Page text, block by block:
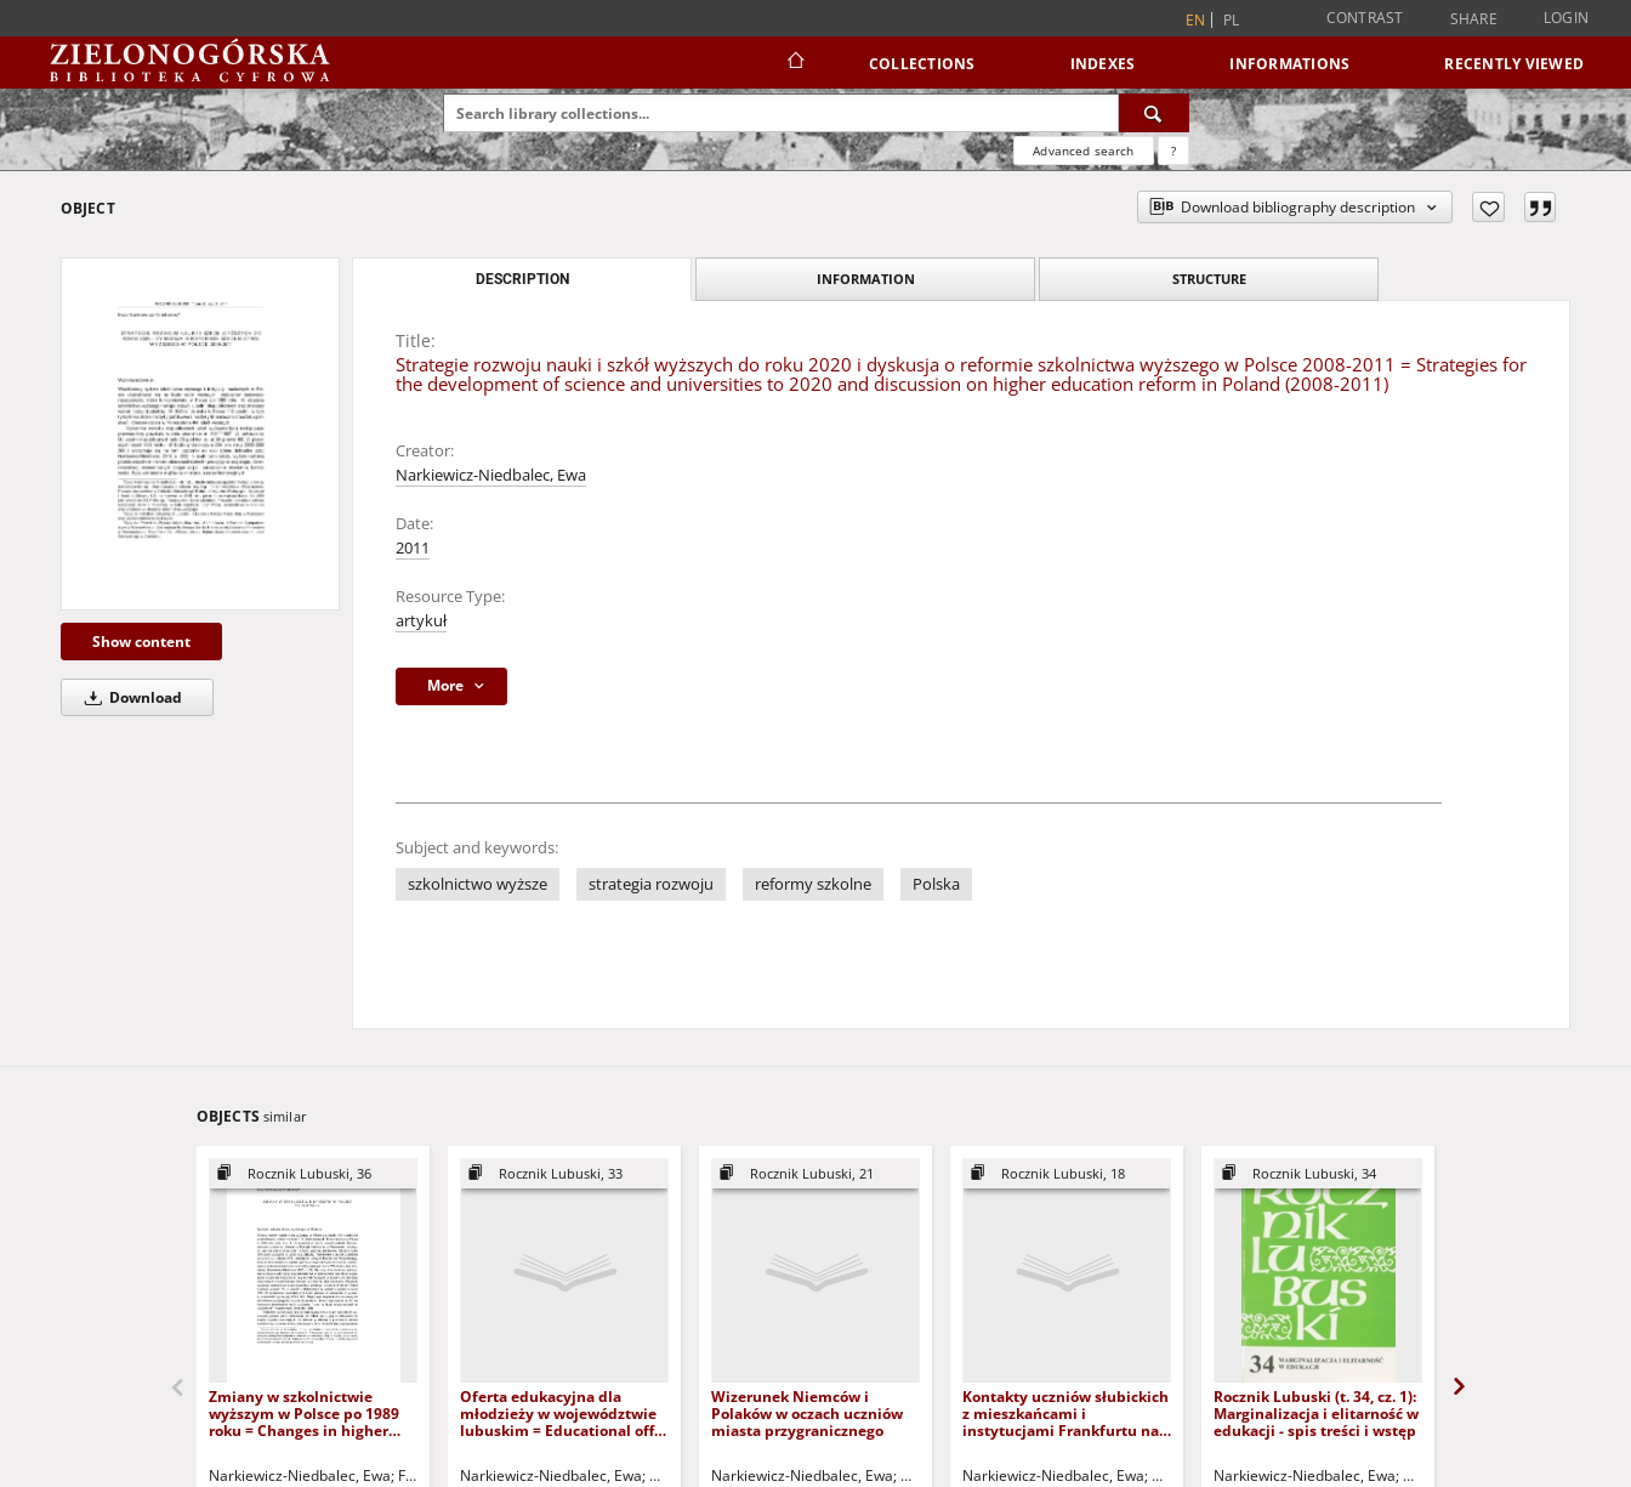
EN PL CONTRAST SHARE LOGIN
COLLECTIONS INDEXES INFORMATIONS RECENTLY VIEWED
Advanced search ?
OBJECT Download bibliography description
Show content
Download
DESCRIPTION INFORMATION STRUCTURE
Title:
Strategie rozwoju nauki i szkół wyższych do roku 2020 i dyskusja o reformie szkolnictwa wyższego w Polsce 2008-2011 = Strategies for
the development of science and universities to 2020 and discussion on higher education reform in Poland (2008-2011)
Creator:
Narkiewicz-Niedbalec, Ewa
Date:
2011
Resource Type:
artykuł
More
Subject and keywords:
szkolnictwo wyższe
strategia rozwoju reformy szkolne Polska
OBJECTS similar
Rocznik Lubuski, 36
Zmiany w szkolnictwie
wyższym w Polsce po 1989
roku = Changes in higher
Narkiewicz-Niedbalec, Ewa Frątczak-Müller, Joanna - red. Mielczarek-Żejmo, Anna - red. Szczegóła, Lech - red.
Rocznik Lubuski, 33
Oferta edukacyjna dla
młodzieży w województwie
lubuskim = Educational offer
Narkiewicz-Niedbalec, Ewa Wołk, Zdzisław - red.
Rocznik Lubuski, 21
Wizerunek Niemców i
Polaków w oczach uczniów
miasta przygranicznego
Narkiewicz-Niedbalec, Ewa Hajduk, Edward (1932-2015)
Rocznik Lubuski, 18
Kontakty uczniów słubickich
z mieszkańcami i
instytucjami Frankfurtu nad
Narkiewicz-Niedbalec, Ewa Bartkiewicz, Kazimierz (1930-2002) - red.
Rocznik Lubuski, 34
Rocznik Lubuski (t. 34, cz. 1):
Marginalizacja i elitarność w
edukacji - spis treści i wstęp
Narkiewicz-Niedbalec, Ewa Narkiewicz-Niedbalec, Ewa - red.